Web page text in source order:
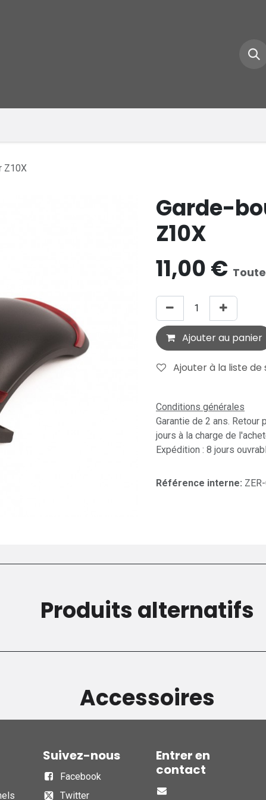
Z10X
Garde-
Z10X
11,00€
Ajouter au panier
Ajouter à la liste de
Conditions générales
Garantie de 2 ans.
jours à la charge de
Expédition : 8 jours
Référence interne:
Produits alternatifs
Accessoires
Suivez-nous
Facebook
Twitter
Entrer en
contact